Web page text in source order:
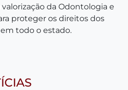
da Odontologia e
proteger os direitos dos
todo o estado.